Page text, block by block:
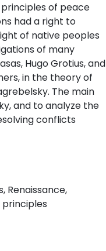
of peace
had a right to
of native peoples
of many
Hugo Grotius, and
in the theory of
The main
and to analyze the
conflicts
Renaissance,